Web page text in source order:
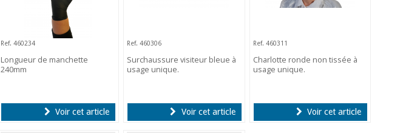
Ref. 460234
Longueur de manchette
240mm
Voir cet article
Ref. 460306
Surchaussure visiteur bleue à
usage unique.
Voir cet article
Ref. 460311
Charlotte ronde non tissée à
usage unique.
Voir cet article